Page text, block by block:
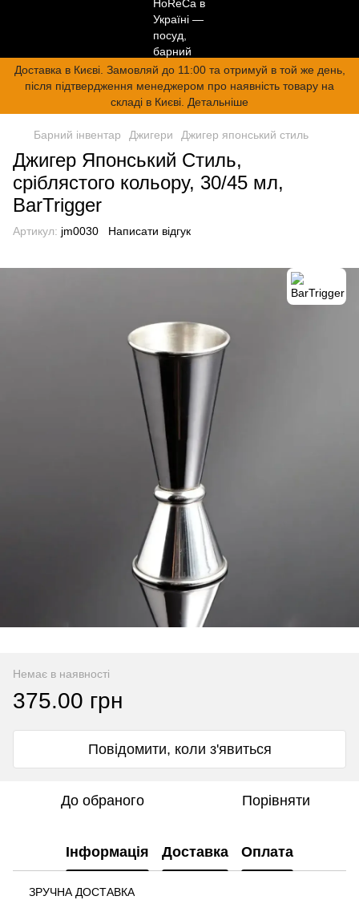
Доставка в Києві. Замовляй до 11:00 та отримуй в той же день,
після підтвердження менеджером про наявність товару на
складі в Києві. Детальніше
Барний інвентар Джигери Джигер японський стиль
Джигер Японський Стиль,
сріблястого кольору, 30/45 мл,
BarTrigger
Артикул: jm0030 Написати відгук
Немає в наявності
375.00 грн
Повідомити, коли з'явиться
До обраного Порівняти
Інформація Доставка Оплата
ЗРУЧНА ДОСТАВКА